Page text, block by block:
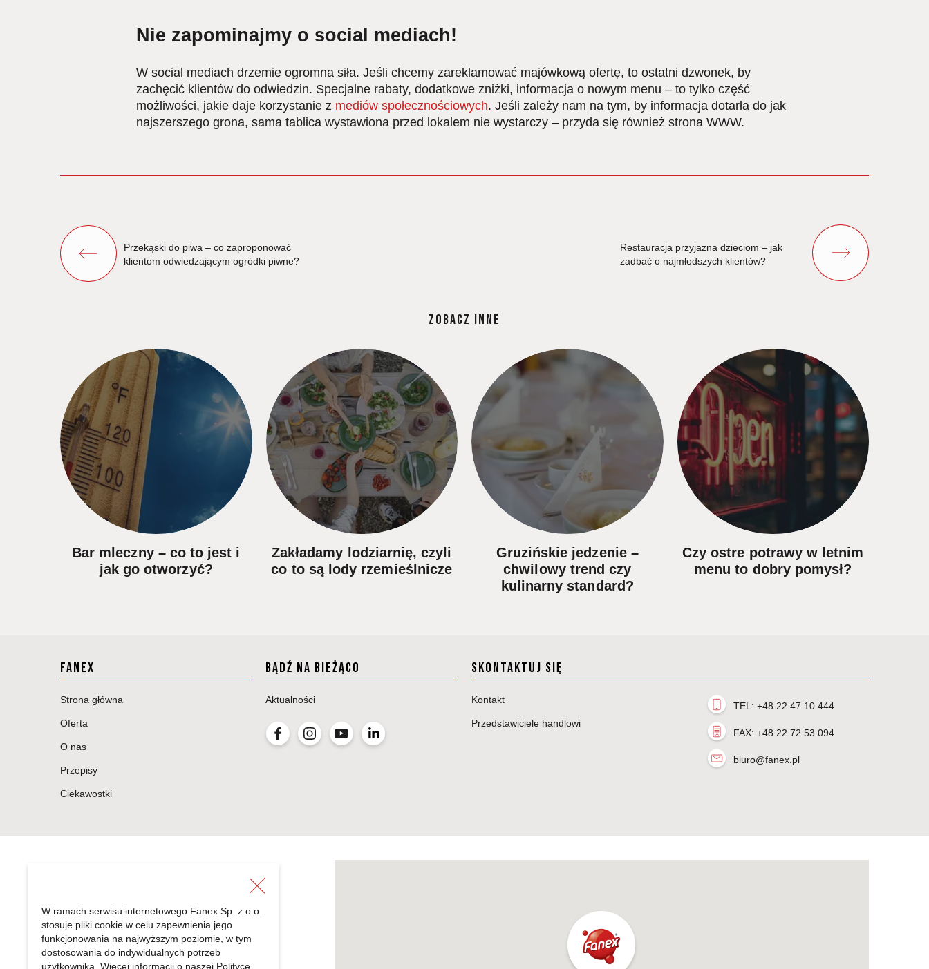
Nie zapominajmy o social mediach!
W social mediach drzemie ogromna siła. Jeśli chcemy zareklamować majówkową ofertę, to ostatni dzwonek, by
zachęcić klientów do odwiedzin. Specjalne rabaty, dodatkowe zniżki, informacja o nowym menu – to tylko część
możliwości, jakie daje korzystanie z mediów społecznościowych. Jeśli zależy nam na tym, by informacja dotarła do jak
najszerszego grona, sama tablica wystawiona przed lokalem nie wystarczy – przyda się również strona WWW.
Przekąski do piwa – co zaproponować
klientom odwiedzającym ogródki piwne?
Restauracja przyjazna dzieciom – jak
zadbać o najmłodszych klientów?
ZOBACZ INNE
Bar mleczny – co to jest i
jak go otworzyć?
Zakładamy lodziarnię, czyli
co to są lody rzemieślnicze
Gruzińskie jedzenie –
chwilowy trend czy
kulinarny standard?
Czy ostre potrawy w letnim
menu to dobry pomysł?
FANEX
Strona główna
Oferta
O nas
Przepisy
Ciekawostki
BĄDŹ NA BIEŻĄCO
Aktualności
SKONTAKTUJ SIĘ
Kontakt
Przedstawiciele handlowi
TEL: +48 22 47 10 444
FAX: +48 22 72 53 094
biuro@fanex.pl
FANEX Sp. z o.o.
Radonice 5a
W ramach serwisu internetowego Fanex Sp. z o.o.
stosuje pliki cookie w celu zapewnienia jego
funkcjonowania na najwyższym poziomie, w tym
dostosowania do indywidualnych potrzeb
użytkownika. Więcej informacji o naszej Polityce